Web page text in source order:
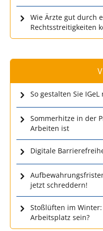
Wie Ärzte gut durch
Rechtsstreitigkeiten
So gestalten Sie
Sommerhitze in der
Arbeiten ist
Digitale
jetzt schreddern!
Stoßlüften im
Arbeitsplatz sein?